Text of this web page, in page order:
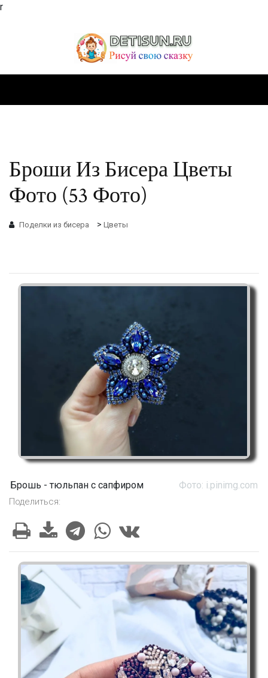
r
Броши Из Бисера Цветы
Фото (53 Фото)
Поделки из бисера > Цветы
Брошь - тюльпан с сапфиром Фото: i.pinimg.com
Поделиться: